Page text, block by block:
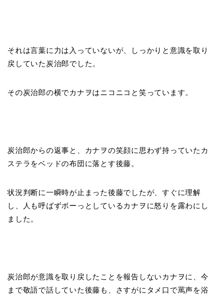
それは言葉に力は入っていないが、しっかりと意識を取り
戻していた炭治郎でした。
その炭治郎の横でカナヲはニコニコと笑っています。
炭治郎からの返事と、カナヲの笑顔に思わず持っていたカ
ステラをベッドの布団に落とす後藤。
状況判断に一瞬時が止まった後藤でしたが、すぐに理解
し、人も呼ばずボーっとしているカナヲに怒りを露わにし
ました。
炭治郎が意識を取り戻したことを報告しないカナヲに、今
まで敬語で話していた後藤も、さすがにタメ口で罵声を浴